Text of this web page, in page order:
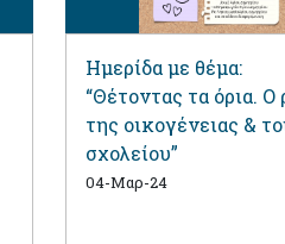
Ημερίδα με θέμα:
“Θέτοντας τα όρια. Ο
της οικογένειας &
σχολείου”
04-Μαρ-24